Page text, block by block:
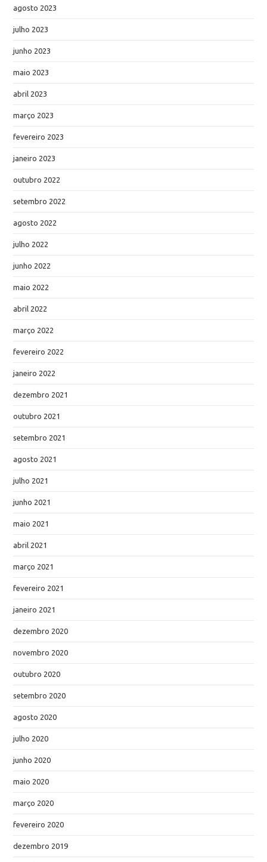
agosto 2023
julho 2023
junho 2023
maio 2023
abril 2023
março 2023
fevereiro 2023
janeiro 2023
outubro 2022
setembro 2022
agosto 2022
julho 2022
junho 2022
maio 2022
abril 2022
março 2022
fevereiro 2022
janeiro 2022
dezembro 2021
outubro 2021
setembro 2021
agosto 2021
julho 2021
junho 2021
maio 2021
abril 2021
março 2021
fevereiro 2021
janeiro 2021
dezembro 2020
novembro 2020
outubro 2020
setembro 2020
agosto 2020
julho 2020
junho 2020
maio 2020
março 2020
fevereiro 2020
dezembro 2019